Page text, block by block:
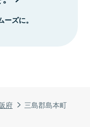
府 三島郡島本町
ズに。